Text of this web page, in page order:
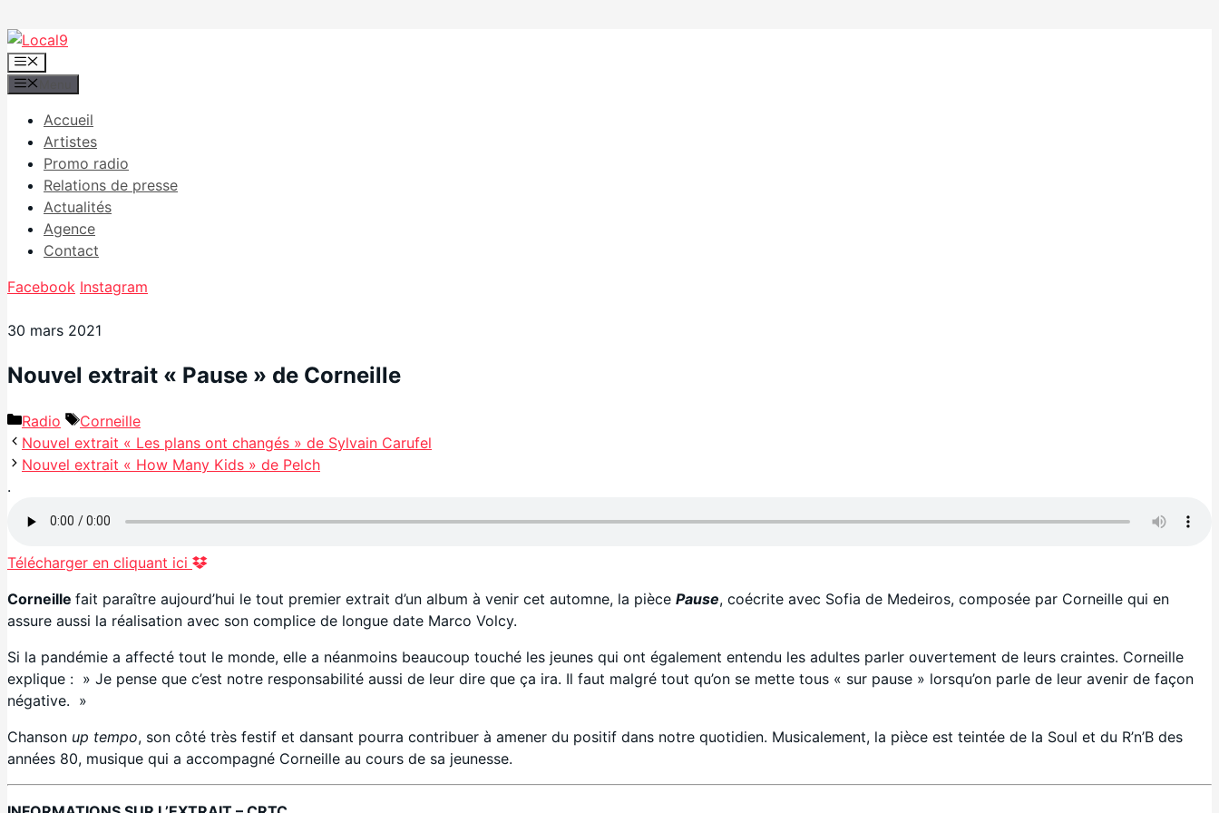
Aller
au
contenu
Menu
Accueil
Artistes
Promo radio
Relations de presse
Actualités
Agence
Contact
Facebook Instagram
30 mars 2021
Nouvel extrait « Pause » de Corneille
Catégories
Radio Étiquettes
Corneille
Nouvel extrait « Les plans ont changés » de Sylvain Carufel
Nouvel extrait « How Many Kids » de Pelch
.
Télécharger en cliquant ici
Corneille fait paraître aujourd’hui le tout premier extrait d’un album à venir cet automne, la pièce Pause, coécrite avec Sofia de Medeiros, composée par Corneille qui en
assure aussi la réalisation avec son complice de longue date Marco Volcy.
Si la pandémie a affecté tout le monde, elle a néanmoins beaucoup touché les jeunes qui ont également entendu les adultes parler ouvertement de leurs craintes. Corneille
explique : » Je pense que c’est notre responsabilité aussi de leur dire que ça ira. Il faut malgré tout qu’on se mette tous « sur pause » lorsqu’on parle de leur avenir de façon
négative. »
Chanson up tempo, son côté très festif et dansant pourra contribuer à amener du positif dans notre quotidien. Musicalement, la pièce est teintée de la Soul et du R’n’B des
années 80, musique qui a accompagné Corneille au cours de sa jeunesse.